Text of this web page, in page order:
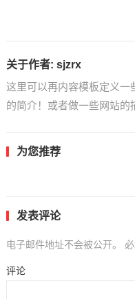
关于作者: sjzrx
这里可以再内容模板定义一
的简介！或者做一些网站的
为您推荐
发表评论
电子邮件地址不会被公开。
评论